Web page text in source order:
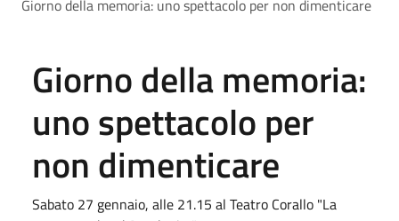
Giorno della memoria: uno spettacolo per non dimenticare
Giorno della memoria:
uno spettacolo per
non dimenticare
Sabato 27 gennaio, alle 21.15 al Teatro Corallo "La